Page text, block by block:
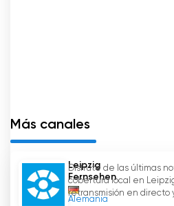
Más canales
Leipzig
Fernsehen
Alemania
Disfrute de las últimas
cobertura local en
retransmisión en directo